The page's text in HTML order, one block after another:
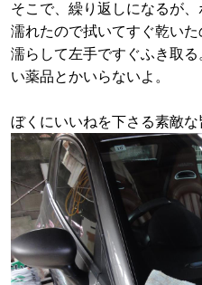
そこで、繰り返しになるが、
濡れたので拭いてすぐ乾い
濡らして左手ですぐふき取
い薬品とかいらないよ。
ぼくにいいねを下さる素敵な